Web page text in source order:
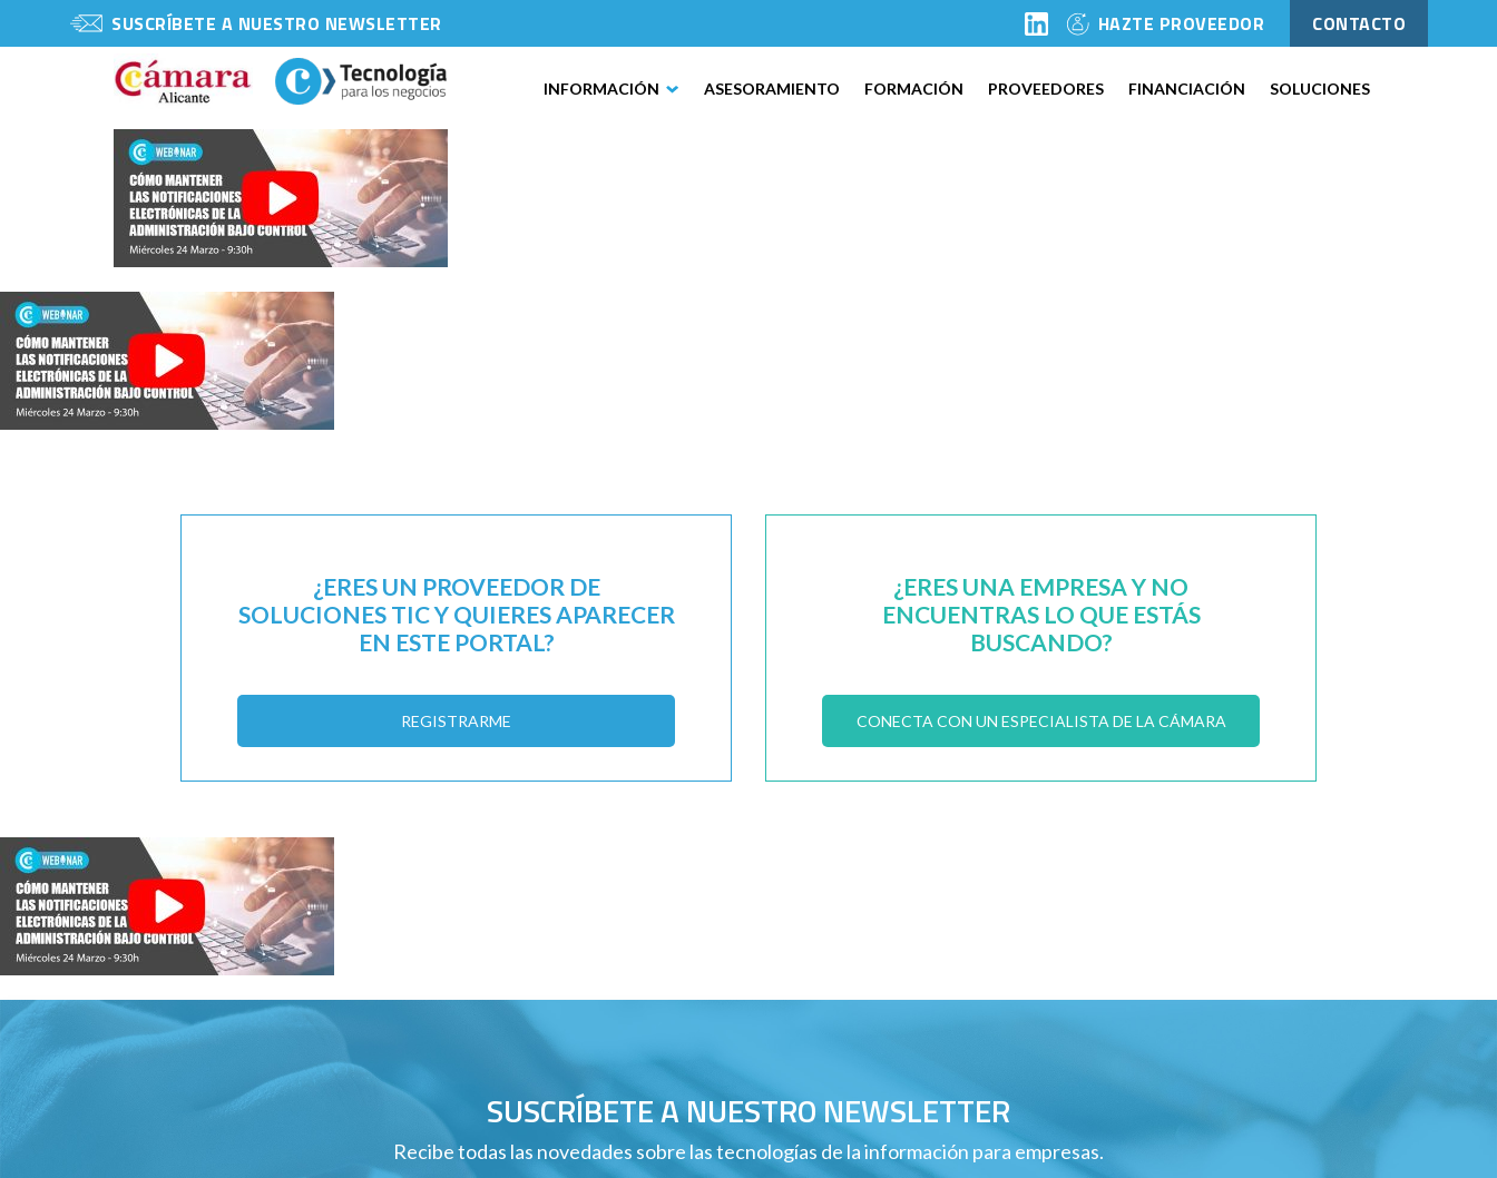
SUSCRÍBETE A NUESTRO NEWSLETTER HAZTE PROVEEDOR CONTACTO
INFORMACIÓN ASESORAMIENTO FORMACIÓN PROVEEDORES FINANCIACIÓN SOLUCIONES
¿ERES UN PROVEEDOR DE
SOLUCIONES TIC Y QUIERES APARECER
EN ESTE PORTAL?
REGISTRARME
¿ERES UNA EMPRESA Y NO
ENCUENTRAS LO QUE ESTÁS
BUSCANDO?
CONECTA CON UN ESPECIALISTA DE LA CÁMARA
SUSCRÍBETE A NUESTRO NEWSLETTER
Recibe todas las novedades sobre las tecnologías de la información para empresas.